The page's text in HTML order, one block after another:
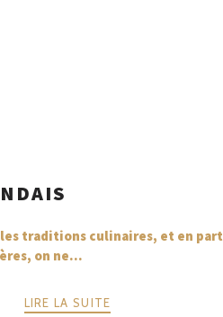
les traditions culinaires, et en
on ne...
LIRE LA SUITE